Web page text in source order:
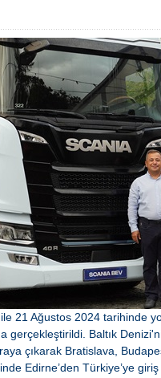
21 Ağustos 2024 tarihinde
gerçekleştirildi. Baltık
çıkarak Bratislava,
Edirne’den Türkiye’ye